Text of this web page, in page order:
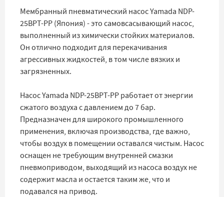
Мембранный пневматический насос Yamada NDP-
25BPT-PP (Япония) - это самовсасывающий насос,
выполненный из химически стойких материалов.
Он отлично подходит для перекачивания
агрессивных жидкостей, в том числе вязких и
загрязненных.
Насос Yamada NDP-25BPT-PP работает от энергии
сжатого воздуха с давлением до 7 бар.
Предназначен для широкого промышленного
применения, включая производства, где важно,
чтобы воздух в помещении оставался чистым. Насос
оснащен не требующим внутренней смазки
пневмоприводом, выходящий из насоса воздух не
содержит масла и остается таким же, что и
подавался на привод.